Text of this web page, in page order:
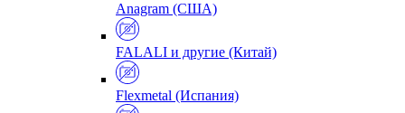
Anagram (США)
FALALI и другие (Китай)
Flexmetal (Испания)